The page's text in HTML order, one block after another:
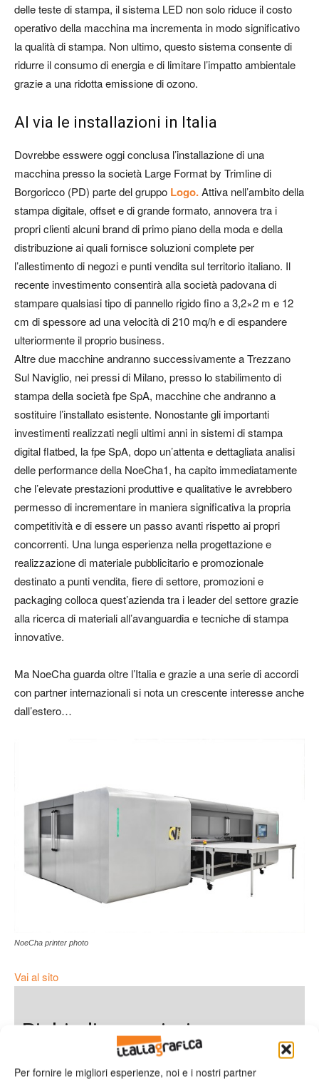
Per fornire le migliori esperienze, noi e i nostri partner
delle teste di stampa, il sistema LED non solo riduce il costo
operativo della macchina ma incrementa in modo significativo
la qualità di stampa. Non ultimo, questo sistema consente di
ridurre il consumo di energia e di limitare l’impatto ambientale
grazie a una ridotta emissione di ozono.
Al via le installazioni in Italia
Dovrebbe esswere oggi conclusa l’installazione di una
macchina presso la società Large Format by Trimline di
Borgoricco (PD) parte del gruppo Logo.Attiva nell’ambito della
stampa digitale, offset e di grande formato, annovera tra i
propri clienti alcuni brand di primo piano della moda e della
distribuzione ai quali fornisce soluzioni complete per
l’allestimento di negozi e punti vendita sul territorio italiano. Il
recente investimento consentirà alla società padovana di
stampare qualsiasi tipo di pannello rigido fino a 3,2×2 m e 12
cm di spessore ad una velocità di 210 mq/h e di espandere
ulteriormente il proprio business.
Altre due macchine andranno successivamente a Trezzano
Sul Naviglio, nei pressi di Milano, presso lo stabilimento di
stampa della società fpe SpA, macchine che andranno a
sostituire l’installato esistente. Nonostante gli importanti
investimenti realizzati negli ultimi anni in sistemi di stampa
digital flatbed, la fpe SpA, dopo un’attenta e dettagliata analisi
delle performance della NoeCha1, ha capito immediatamente
che l’elevate prestazioni produttive e qualitative le avrebbero
permesso di incrementare in maniera significativa la propria
competitività e di essere un passo avanti rispetto ai propri
concorrenti. Una lunga esperienza nella progettazione e
realizzazione di materiale pubblicitario e promozionale
destinato a punti vendita, fiere di settore, promozioni e
packaging colloca quest’azienda tra i leader del settore grazie
alla ricerca di materiali all’avanguardia e tecniche di stampa
innovative.
Ma NoeCha guarda oltre l’Italia e grazie a una serie di accordi
con partner internazionali si nota un crescente interesse anche
dall’estero…
NoeCha printer photo
Vai al sito
Richiedi maggiori
informazioni